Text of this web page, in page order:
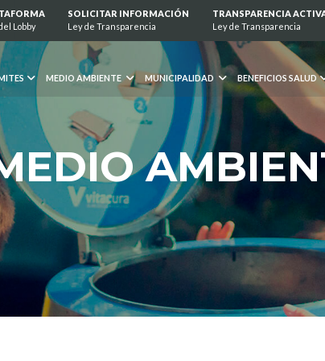
Lobby
SOLICITAR INFORMACIÓN
Ley de Transparencia
TRANSPARENCIA
Ley de Transparencia
MEDIO AMBIENTE MUNICIPALIDAD BENEFICIOS SALUD